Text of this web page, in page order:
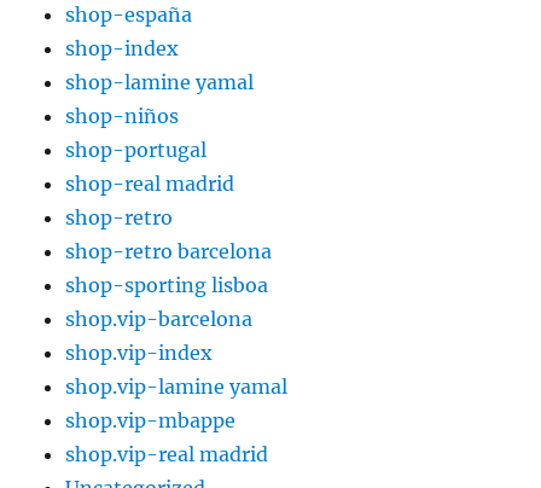
shop-españa
shop-index
shop-lamine yamal
shop-niños
shop-portugal
shop-real madrid
shop-retro
shop-retro barcelona
shop-sporting lisboa
shop.vip-barcelona
shop.vip-index
shop.vip-lamine yamal
shop.vip-mbappe
shop.vip-real madrid